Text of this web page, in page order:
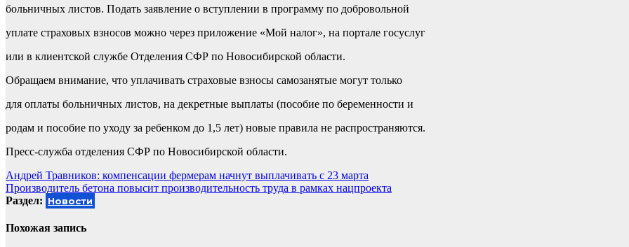
больничных листов. Подать заявление о вступлении в программу по добровольной
уплате страховых взносов можно через приложение «Мой налог», на портале госуслуг
или в клиентской службе Отделения СФР по Новосибирской области.
Обращаем внимание, что уплачивать страховые взносы самозанятые могут только
для оплаты больничных листов, на декретные выплаты (пособие по беременности и
родам и пособие по уходу за ребенком до 1,5 лет) новые правила не распространяются.
Пресс-служба отделения СФР по Новосибирской области.
Навигация
по
Андрей Травников: компенсации фермерам начнут выплачивать с 23 марта
Производитель бетона повысит производительность труда в рамках нацпроекта
Раздел: Новости
Похожая запись